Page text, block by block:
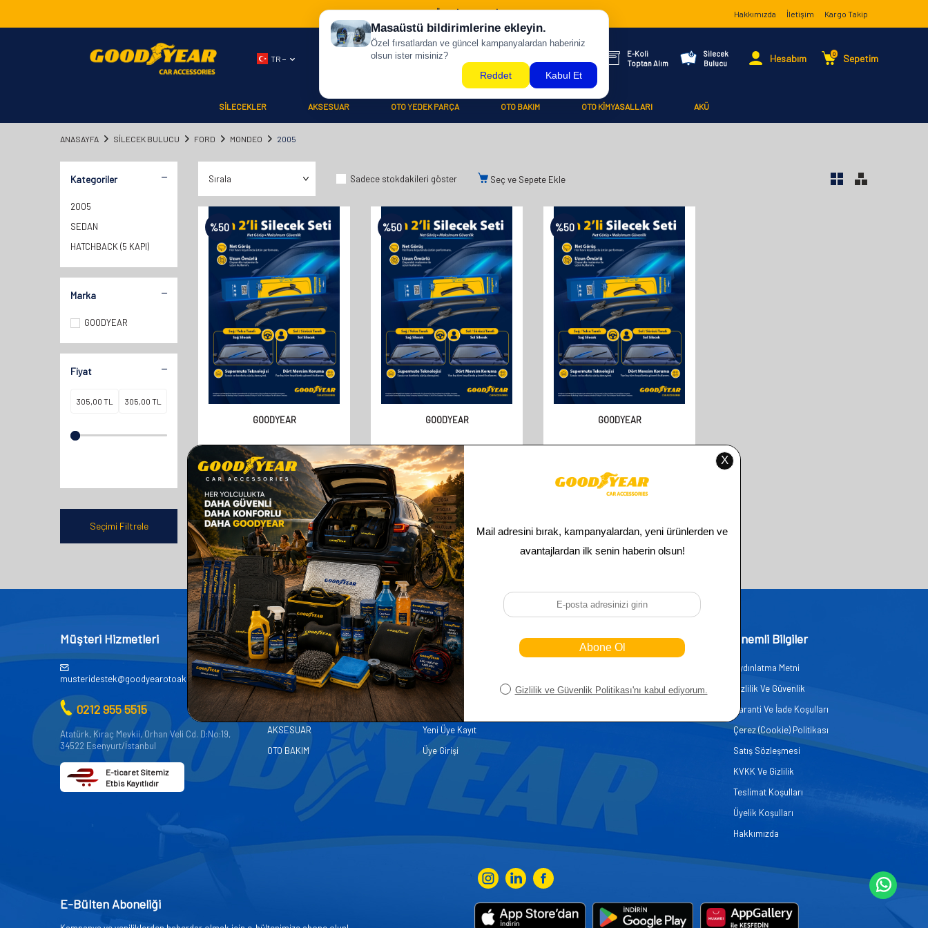
500 TL ÜZERİ KARGO BİZDEN ! Hakkımızda İletişim Kargo Takip
TR −
E-Koli
Toptan Alım
Silecek
Bulucu
Hesabım 0 Sepetim
SİLECEKLER AKSESUAR OTO YEDEK PARÇA OTO BAKIM OTO KİMYASALLARI AKÜ
ANASAYFA SILECEK BULUCU FORD MONDEO 2005
Kategoriler
2005
SEDAN
HATCHBACK (5 KAPI)
Marka
GOODYEAR
Fiyat
Seçimi Filtrele
Sadece stokdakileri göster Seç ve Sepete Ekle
%50
GOODYEAR
GOODYEAR FORD MONDEO 2000-
2007 SUPERMUTE 2'LI SILECEK
TAKIMI 550MM 500MM
610,00 TL
305,00TL
%50
GOODYEAR
GOODYEAR FORD MONDEO
SUPERMUTE 2'LI MUZ SILECEK
TAKIMI 2000-2007 SEDAN
(550MM+500MM)
610,00 TL
305,00TL
%50
GOODYEAR
TAKIMI 2000-2006 HATCHBACK
(5 KAPI) (550MM+500MM)
Müşteri Hizmetleri
musteridestek@goodyearotoaksesuar.com.tr
0212 955 5515
Atatürk, Kıraç Mevkii, Orhan Veli Cd. D:No:19,
34522 Esenyurt/İstanbul
E-ticaret Sitemiz
Etbis Kayıtlıdır
Kategoriler
AKÜ
OTO KİMYASALLARI
OTO YEDEK PARÇA
AKSESUAR
OTO BAKIM
Üye
Sepetim
Bayi Kayıt
Bayi Girişi
Yeni Üye Kayıt
Üye Girişi
Hızlı Erişim
Müşteri Hizmetleri
Önemli Bilgiler
Aydınlatma Metni
Gizlilik Ve Güvenlik
Garanti Ve İade Koşulları
Çerez (Cookie) Politikası
Satış Sözleşmesi
KVKK Ve Gizlilik
Teslimat Koşulları
Üyelik Koşulları
Hakkımızda
E-Bülten Aboneliği